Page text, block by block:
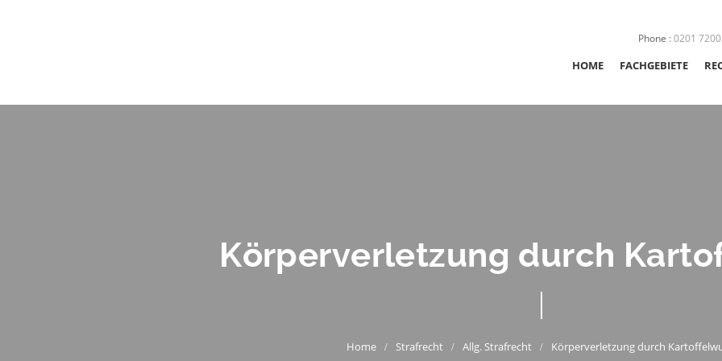
Phone : 0201
HOME FACHGEBIETE
VERKEHRSRECHT
Körperverletzung durch
Strafrecht Allg. Strafrecht Körperverletzung durch